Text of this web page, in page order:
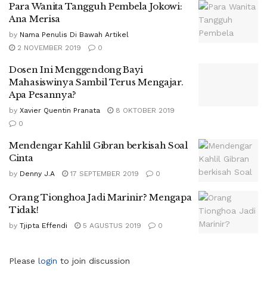
Para Wanita Tangguh Pembela Jokowi:
Ana Merisa
by Nama Penulis Di Bawah Artikel
2 NOVEMBER 2019
0
Dosen Ini Menggendong Bayi
Mahasiswinya Sambil Terus Mengajar.
Apa Pesannya?
by Xavier Quentin Pranata
8 OKTOBER 2019
0
Mendengar Kahlil Gibran berkisah Soal
Cinta
by Denny J.A 17 SEPTEMBER 2019 0
Orang Tionghoa Jadi Marinir? Mengapa
Tidak!
by Tjipta Effendi 5 AGUSTUS 2019 0
Please login to join discussion